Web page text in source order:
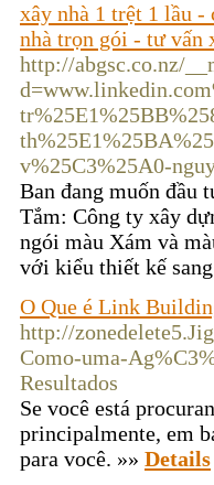
xây nhà 1 trệt 1 lầu -
nhà trọn gói - tư vấn
http://abgsc.co.nz/
v%25C3%25A0-
Ban đang muốn đầu
Tắm: Công ty xây
ngói màu Xám và
với kiểu thiết kế
O Que é Link
http://
Como-uma-
Resultados
Se você está
principalmente, em
para você. »» Details